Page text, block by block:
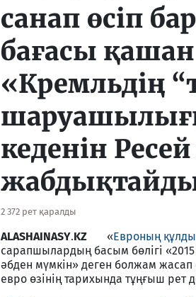
санап өсіп
бағасы
«Кремльдің
кеденін
2 372 рет қаралды
ALASHAINASY.KZ «Евроның
сарапшылардың басым бөлігі
әбден мүмкін» деген болжам
евро өзінің тарихында тұңғыш рет